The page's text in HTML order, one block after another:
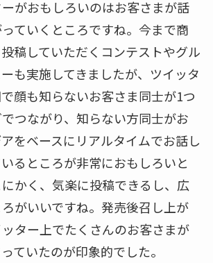
がおもしろいのはお客さまが話
ていくところですね。今まで商
稿していただくコンテストやグル
も実施してきましたが、ツイッタ
顔も知らないお客さま同士が1つ
つながり、知らない方同士がお
をベースにリアルタイムでお話し
るところが非常におもしろいと
かく、気楽に投稿できるし、広
がいいですね。発売後召し上が
ター上でたくさんのお客さまが
ていたのが印象的でした。